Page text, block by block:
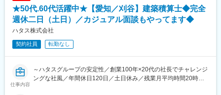
■当社製品：
「ワイパーブレード」、「ウォーターバルブ」の2品目が主力製品
大手自動車メーカー様(国内生産車)の約50％弱に採用をされてお
ります。軽自動車から高級車までを手掛けており、圧倒的なシェ
冷却にも使用される等、次世代自動車の一部に同社の技術が採用
されています。
＜ルームアドバイザー＞
・ルームアドバイザーとして、お部屋・事務所・店舗をお探しの
お客様に物件のご紹介を行います。
・直接来店されたお客様の対応、募集サイトを見たお客様からの
・お客様からご希望の条件をお聞きし、お客様のお悩みやご不安
を解決することによって信頼を得られたときに大きな充実感と達
★50代.60代活躍中★【愛知／刈谷】建築積算士◆完全
週休二日（土日）／カジュアル面談もやってます◆
ハタス株式会社
契約社員 転勤なし
仕事内容
～ハタスグループの安定性／創業100年×20代の社長でチャレンジ
ングな社風／年間休日120日／土日休み／残業月平均時間20時間